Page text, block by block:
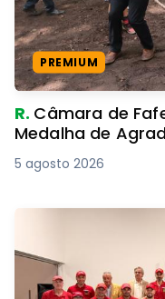
PREMIUM
R. Câmara de Fafe
Medalha de
5 agosto 2026